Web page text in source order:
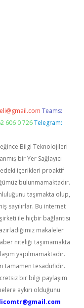
Teams:
606 0 726 Telegram:
Bilgi Teknolojileri
bir Yer Sağlayıcı
içerikleri proaktif
bulunmamaktadır.
taşımakta olup,
sayılırlar. Bu internet
ile hiçbir bağlantısı
makaleler
niteliği taşımamakta
yapılmamaktadır.
tamamen tesadüfidir.
bir bilgi paylaşım
aykırı olduğunu